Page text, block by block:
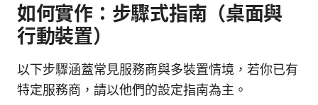
如何實作：步驟式指南（桌面與
行動裝置）
以下步驟涵蓋常見服務商與多裝置情境，若你已有
特定服務商，請以他們的設定指南為主。